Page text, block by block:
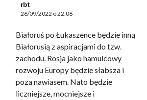
rbt
26/09/2022 o 22:06
Białoruś po Łukaszence będzie inną
Białorusią z aspiracjami do tzw.
zachodu. Rosja jako hamulcowy
rozwoju Europy będzie słabsza i
poza nawiasem. Nato będzie
liczniejsze, mocniejsze i